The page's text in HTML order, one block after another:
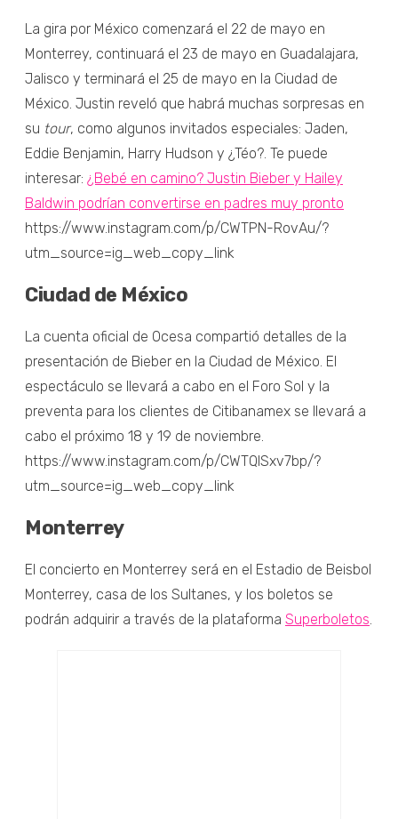
La gira por México comenzará el 22 de mayo en
Monterrey, continuará el 23 de mayo en Guadalajara,
Jalisco y terminará el 25 de mayo en la Ciudad de
México. Justin reveló que habrá muchas sorpresas en
su tour, como algunos invitados especiales: Jaden,
Eddie Benjamin, Harry Hudson y ¿Téo?. Te puede
interesar: ¿Bebé en camino? Justin Bieber y Hailey
Baldwin podrían convertirse en padres muy pronto
https://www.instagram.com/p/CWTPN-RovAu/?
utm_source=ig_web_copy_link
Ciudad de México
La cuenta oficial de Ocesa compartió detalles de la
presentación de Bieber en la Ciudad de México. El
espectáculo se llevará a cabo en el Foro Sol y la
preventa para los clientes de Citibanamex se llevará a
cabo el próximo 18 y 19 de noviembre.
https://www.instagram.com/p/CWTQISxv7bp/?
utm_source=ig_web_copy_link
Monterrey
El concierto en Monterrey será en el Estadio de Beisbol
Monterrey, casa de los Sultanes, y los boletos se
podrán adquirir a través de la plataforma Superboletos